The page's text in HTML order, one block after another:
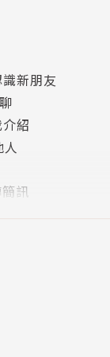
you back.
新朋友
紹
訊